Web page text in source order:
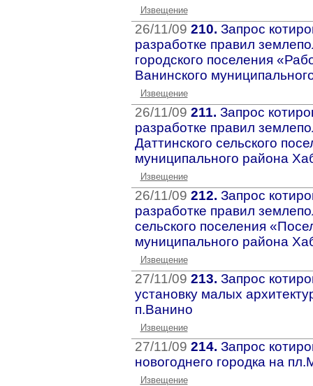
Извещение
26/11/09 210. Запрос
разработке правил
городского поселения
Ванинского
Извещение
26/11/09 211. Запрос
разработке правил
Даттинского сельского
муниципального района
Извещение
26/11/09 212. Запрос
разработке правил
сельского поселения
муниципального района
Извещение
27/11/09 213. Запрос
установку малых
п.Ванино
Извещение
27/11/09 214. Запрос
новогоднего городка на
Извещение